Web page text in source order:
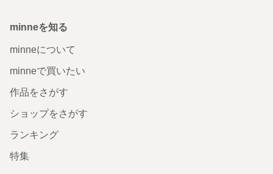
minneを知る
minneについて
minneで買いたい
作品をさがす
ショップをさがす
ランキング
特集